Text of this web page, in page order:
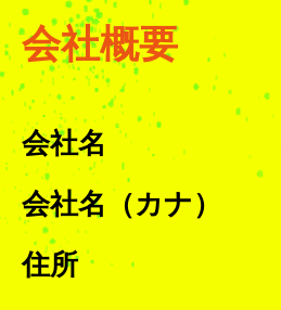
会社概要
会社名
会社名（カナ）
住所